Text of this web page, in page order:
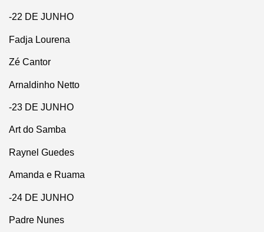
-22 DE JUNHO
Fadja Lourena
Zé Cantor
Arnaldinho Netto
-23 DE JUNHO
Art do Samba
Raynel Guedes
Amanda e Ruama
-24 DE JUNHO
Padre Nunes